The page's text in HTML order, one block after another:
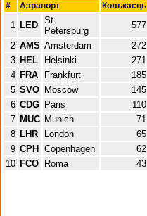
# Аэрапорт Колькасць
1 LED St.
Petersburg
577
2 AMS Amsterdam 272
3 HEL Helsinki 271
4 FRA Frankfurt 185
5 SVO Moscow 145
6 CDG Paris 110
7 MUC Munich 71
8 LHR London 65
9 CPH Copenhagen 62
10 FCO Roma 43